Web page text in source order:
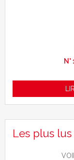
Les plus lus